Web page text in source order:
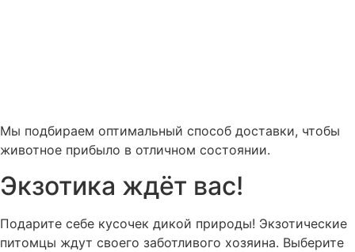
Мы подбираем оптимальный способ доставки, чтобы
животное прибыло в отличном состоянии.
Экзотика ждёт вас!
Подарите себе кусочек дикой природы! Экзотические
питомцы ждут своего заботливого хозяина. Выберите